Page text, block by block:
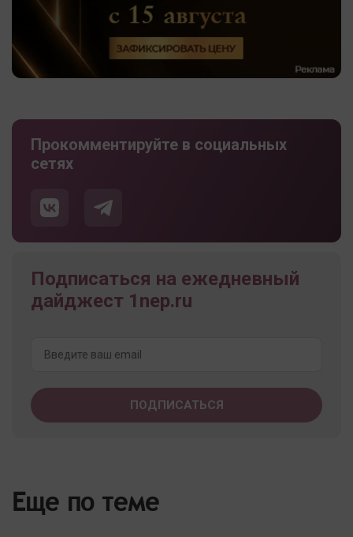
Прокомментируйте в социальных
сетях
Подписаться на ежедневный
дайджест 1nep.ru
Еще по теме